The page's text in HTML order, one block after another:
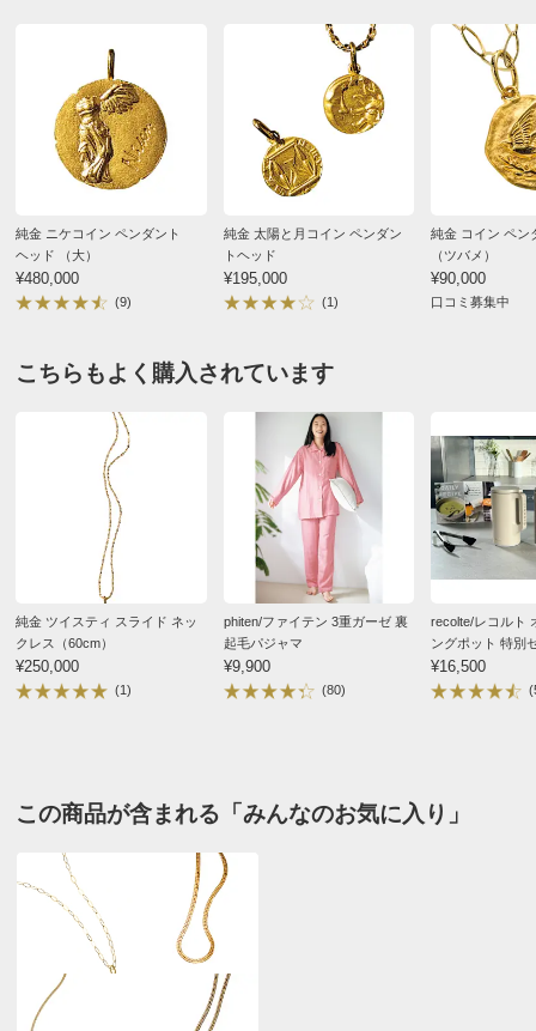
純金 ニケコイン ペンダント
ヘッド （大）
¥480,000
(9)
純金 太陽と月コイン ペンダン
トヘッド
¥195,000
(1)
純金 コイン ペン
（ツバメ）
¥90,000
口コミ募集中
こちらもよく購入されています
純金 ツイスティ スライド ネッ
クレス（60cm）
¥250,000
(1)
phiten/ファイテン 3重ガーゼ 裏
起毛パジャマ
¥9,900
(80)
recolte/レコルト
ングポット 特別
¥16,500
この商品が含まれる「みんなのお気に入り」